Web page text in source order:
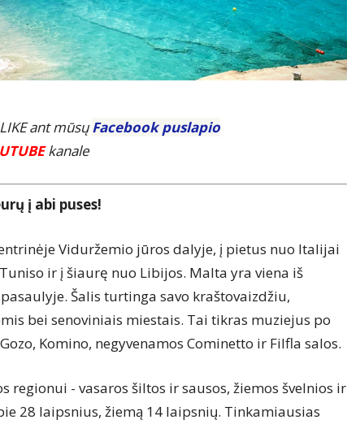
ant mūsųFacebook puslapio
kanale
į abi puses!
Viduržemio jūros dalyje, į pietus nuo Italijai
ir į šiaurę nuo Libijos. Malta yra viena iš
Šalis turtinga savo kraštovaizdžiu,
bei senoviniais miestais. Tai tikras muziejus po
Komino, negyvenamos Cominetto ir Filfla salos.
- vasaros šiltos ir sausos, žiemos švelnios ir
28 laipsnius, žiemą 14 laipsnių. Tinkamiausias